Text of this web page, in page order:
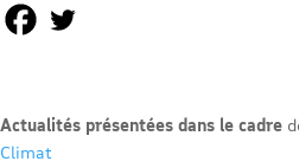
Actualités présentées dans le cadre
Climat